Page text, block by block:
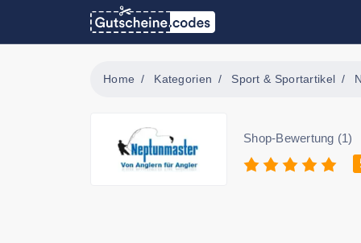
Home Kategorien Sport & Sportartikel
Shop-Bewertung (1)